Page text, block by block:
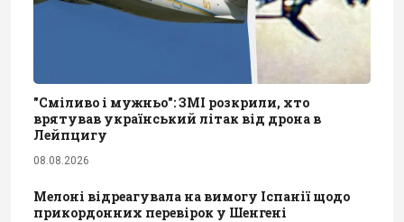
"Сміливо і мужньо": ЗМІ розкрили, хто
врятував український літак від дрона в
Лейпцигу
08.08.2026
Мелоні відреагувала на вимогу Іспанії щодо
прикордонних перевірок у Шенгені